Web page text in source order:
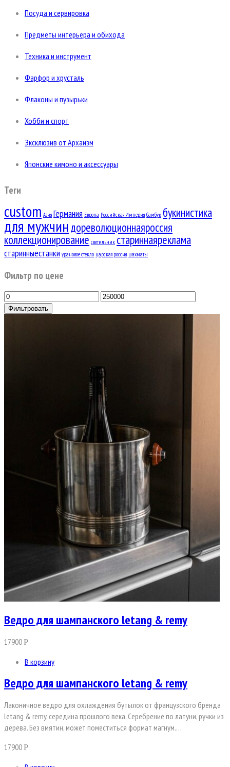
Посуда и сервировка
Предметы интерьера и обихода
Техника и инструмент
Фарфор и хрусталь
Флаконы и пузырьки
Хобби и спорт
Эксклюзив от Архаизм
Японские кимоно и аксессуары
Теги
custom Азия Германия Европа Российская Империя бамбук букинистика
для мужчиндореволюционнаяроссия
коллекционирование светильник стариннаяреклама
старинныестанки урановое стекло царская россия шахматы
Фильтр по цене
Фильтровать
Ведро для шампанского letang & remy
17900Р
В корзину
Ведро для шампанского letang & remy
Лаконичное ведро для охлаждения бутылок от французского бренда
letang & remy, середина прошлого века. Серебрение по латуни, ручки из
дерева. Без вмятин, может поместиться формат магнум.…
17900Р